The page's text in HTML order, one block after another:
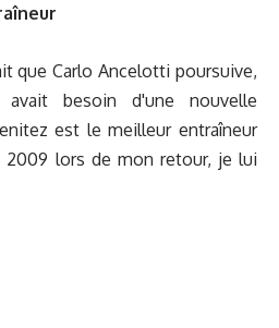
que Carlo Ancelotti poursuive,
besoin d'une nouvelle
est le meilleur entraîneur
2009 lors de mon retour, je lui